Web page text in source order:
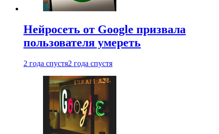
Нейросеть от Google призвала
пользователя умереть
2 года спустя2 года спустя